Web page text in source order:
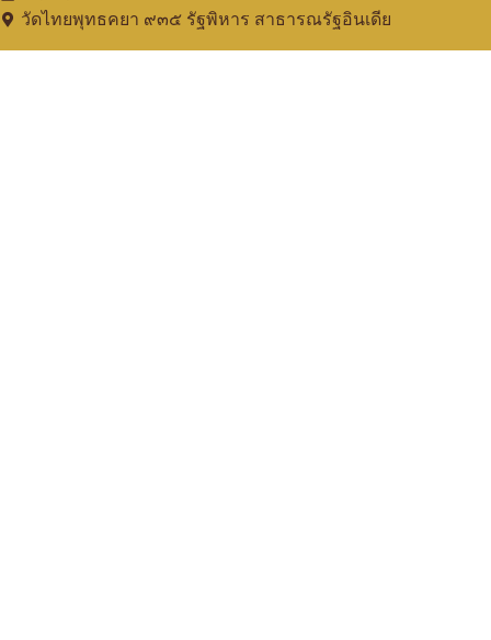
วัดไทยพุทธคยา ๙๓๕​ รัฐพิหาร สาธารณรัฐอินเดีย